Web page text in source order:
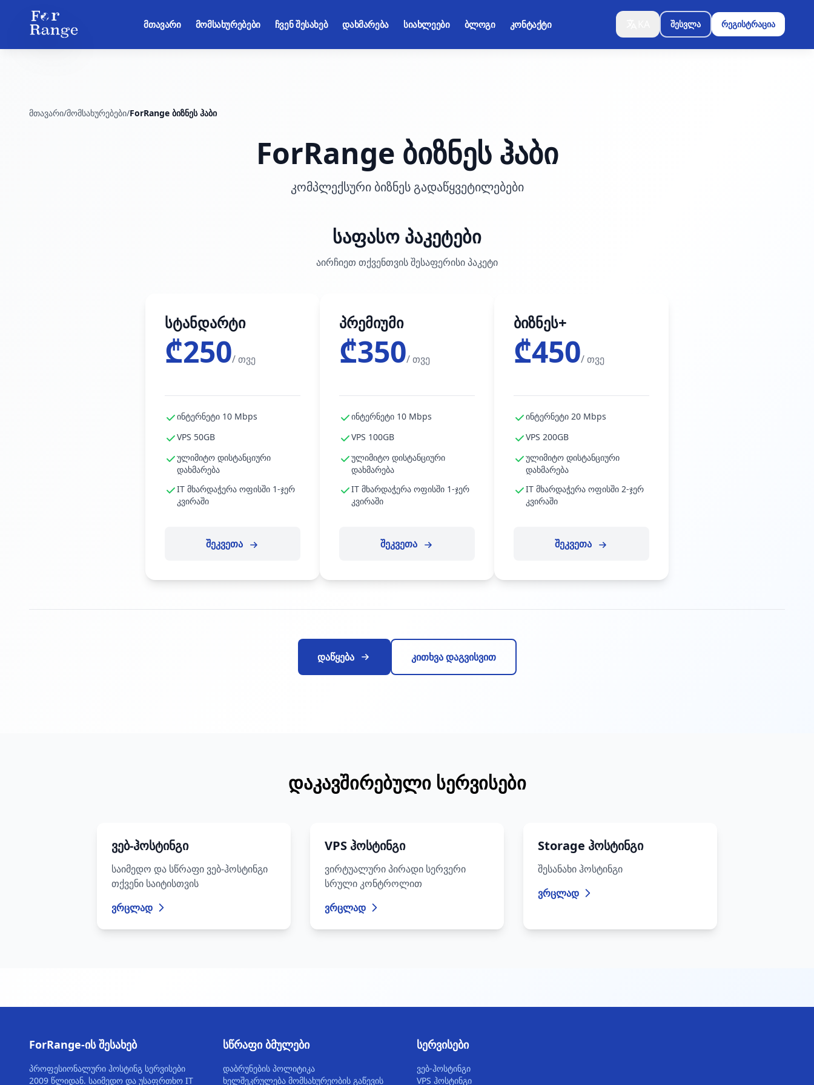
მთავარი მომსახურებები ჩვენ შესახებ დახმარება სიახლეები ბლოგი კონტაქტი შესვლა რეგისტრაცია
მთავარი/მომსახურებები/ForRange ბიზნეს ჰაბი
ForRange ბიზნეს ჰაბი
კომპლექსური ბიზნეს გადაწყვეტილებები
საფასო პაკეტები
აირჩიეთ თქვენთვის შესაფერისი პაკეტი
სტანდარტი
₾250/ თვე
ინტერნეტი 10 Mbps
VPS 50GB
ულიმიტო დისტანციური
დახმარება
IT მხარდაჭერა ოფისში 1-ჯერ
კვირაში
შეკვეთა
პრემიუმი
₾350/ თვე
ინტერნეტი 10 Mbps
VPS 100GB
ულიმიტო დისტანციური
დახმარება
IT მხარდაჭერა ოფისში 1-ჯერ
კვირაში
შეკვეთა
ბიზნეს+
₾450/ თვე
ინტერნეტი 20 Mbps
VPS 200GB
ულიმიტო დისტანციური
დახმარება
IT მხარდაჭერა ოფისში 2-ჯერ
კვირაში
შეკვეთა
დაწყება კითხვა დაგვისვით
დაკავშირებული სერვისები
ვებ-ჰოსტინგი
საიმედო და სწრაფი ვებ-ჰოსტინგი
თქვენი საიტისთვის
ვრცლად
VPS ჰოსტინგი
ვირტუალური პირადი სერვერი
სრული კონტროლით
ვრცლად
Storage ჰოსტინგი
შესანახი ჰოსტინგი
ვრცლად
ForRange-ის შესახებ
პროფესიონალური ჰოსტინგ სერვისები
2009 წლიდან. საიმედო და უსაფრთხო IT
სწრაფი ბმულები
დაბრუნების პოლიტიკა
ხელშეკრულება მომსახურეობის გაწევის
სერვისები
ვებ-ჰოსტინგი
VPS ჰოსტინგი